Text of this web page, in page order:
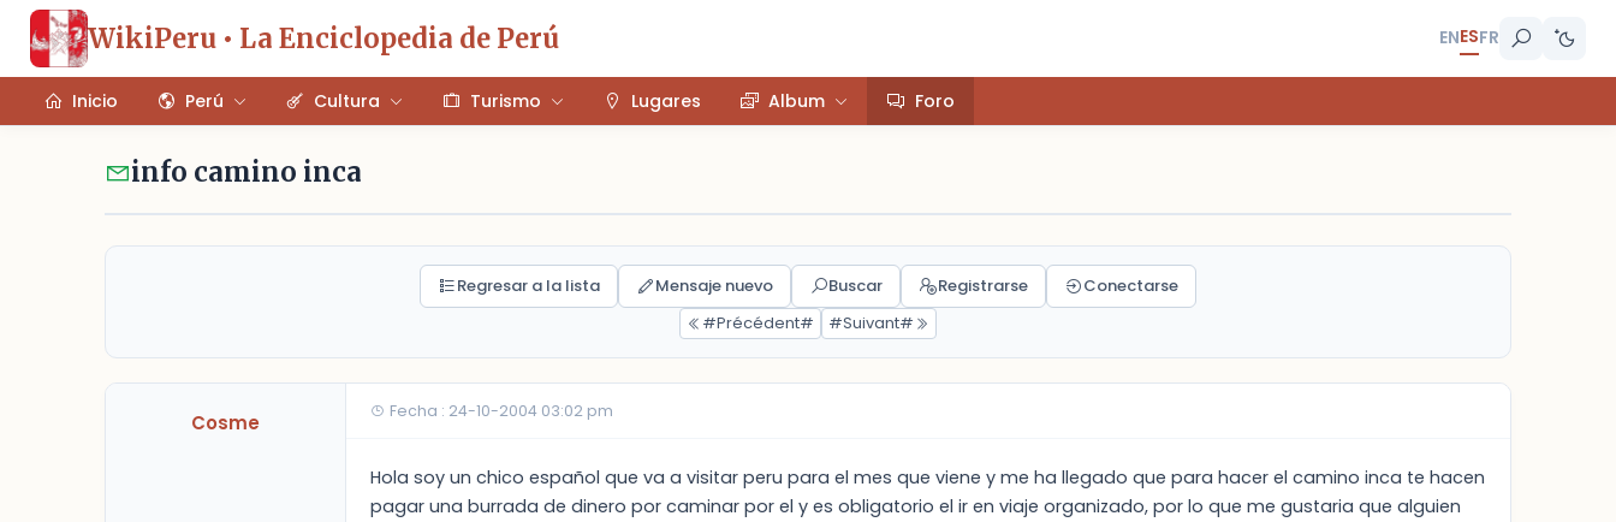
WikiPeru • La Enciclopedia de Perú ENESFR
Inicio Perú Cultura Turismo Lugares Album Foro
info camino inca
Regresar a la lista Mensaje nuevo Buscar Registrarse
Conectarse
#Précédent#
#Suivant#
Cosme Fecha : 24-10-2004 03:02 pm
Hola soy un chico español que va a visitar peru para el mes que viene y me ha llegado que para hacer el camino inca te hacen
pagar una burrada de dinero por caminar por el y es obligatorio el ir en viaje organizado, por lo que me gustaria que alguien